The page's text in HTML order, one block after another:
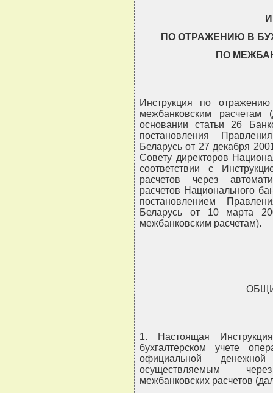
ПО ОТРАЖЕНИЮ В
ПО
Инструкция по
межбанковским расчетам
основании статьи 26
постановления
Беларусь от 27 декабря
Совету директоров
соответствии с
расчетов через
расчетов Национального
постановлением
Беларусь от 10 марта
межбанковским расчетам).
1. Настоящая
бухгалтерском учете
официальной
осуществляемым
межбанковских расчетов